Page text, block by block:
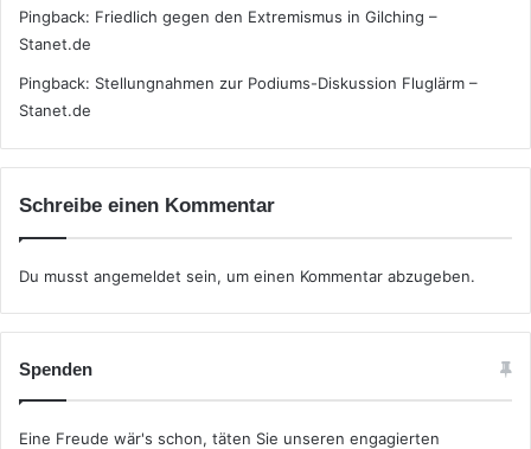
Pingback: Friedlich gegen den Extremismus in Gilching –
Stanet.de
Pingback: Stellungnahmen zur Podiums-Diskussion Fluglärm –
Stanet.de
Schreibe einen Kommentar
Du musst angemeldet sein, um einen Kommentar abzugeben.
Spenden
Eine Freude wär's schon, täten Sie unseren engagierten